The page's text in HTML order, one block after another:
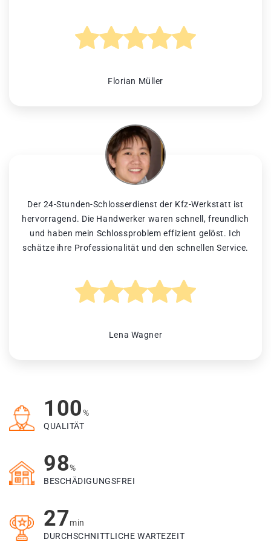
Florian Müller
Der 24-Stunden-Schlosserdienst der Kfz-Werkstatt ist
hervorragend. Die Handwerker waren schnell, freundlich
und haben mein Schlossproblem effizient gelöst. Ich
schätze ihre Professionalität und den schnellen Service.
Lena Wagner
100%
QUALITÄT
98%
BESCHÄDIGUNGSFREI
27min
DURCHSCHNITTLICHE WARTEZEIT